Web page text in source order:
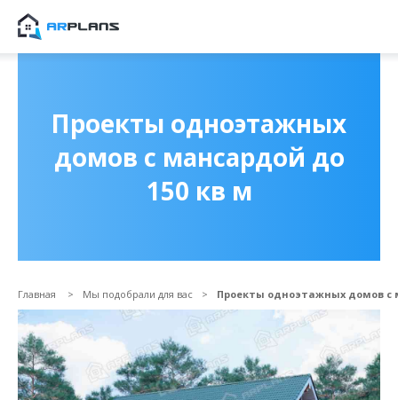
Проекты одноэтажных
домов с мансардой до
150 кв м
Главная Мы подобрали для вас Проекты одноэтажных домов с
Прикрепить файл